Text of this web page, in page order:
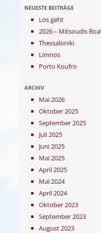
NEUESTE BEITRÄGE
Los geht
2026 – Mitsoudis
Thessaloniki
Limnos
Porto Koufro
ARCHIV
Mai 2026
Oktober 2025
September 2025
Juli 2025
Juni 2025
Mai 2025
April 2025
Mai 2024
April 2024
Oktober 2023
September 2023
August 2023